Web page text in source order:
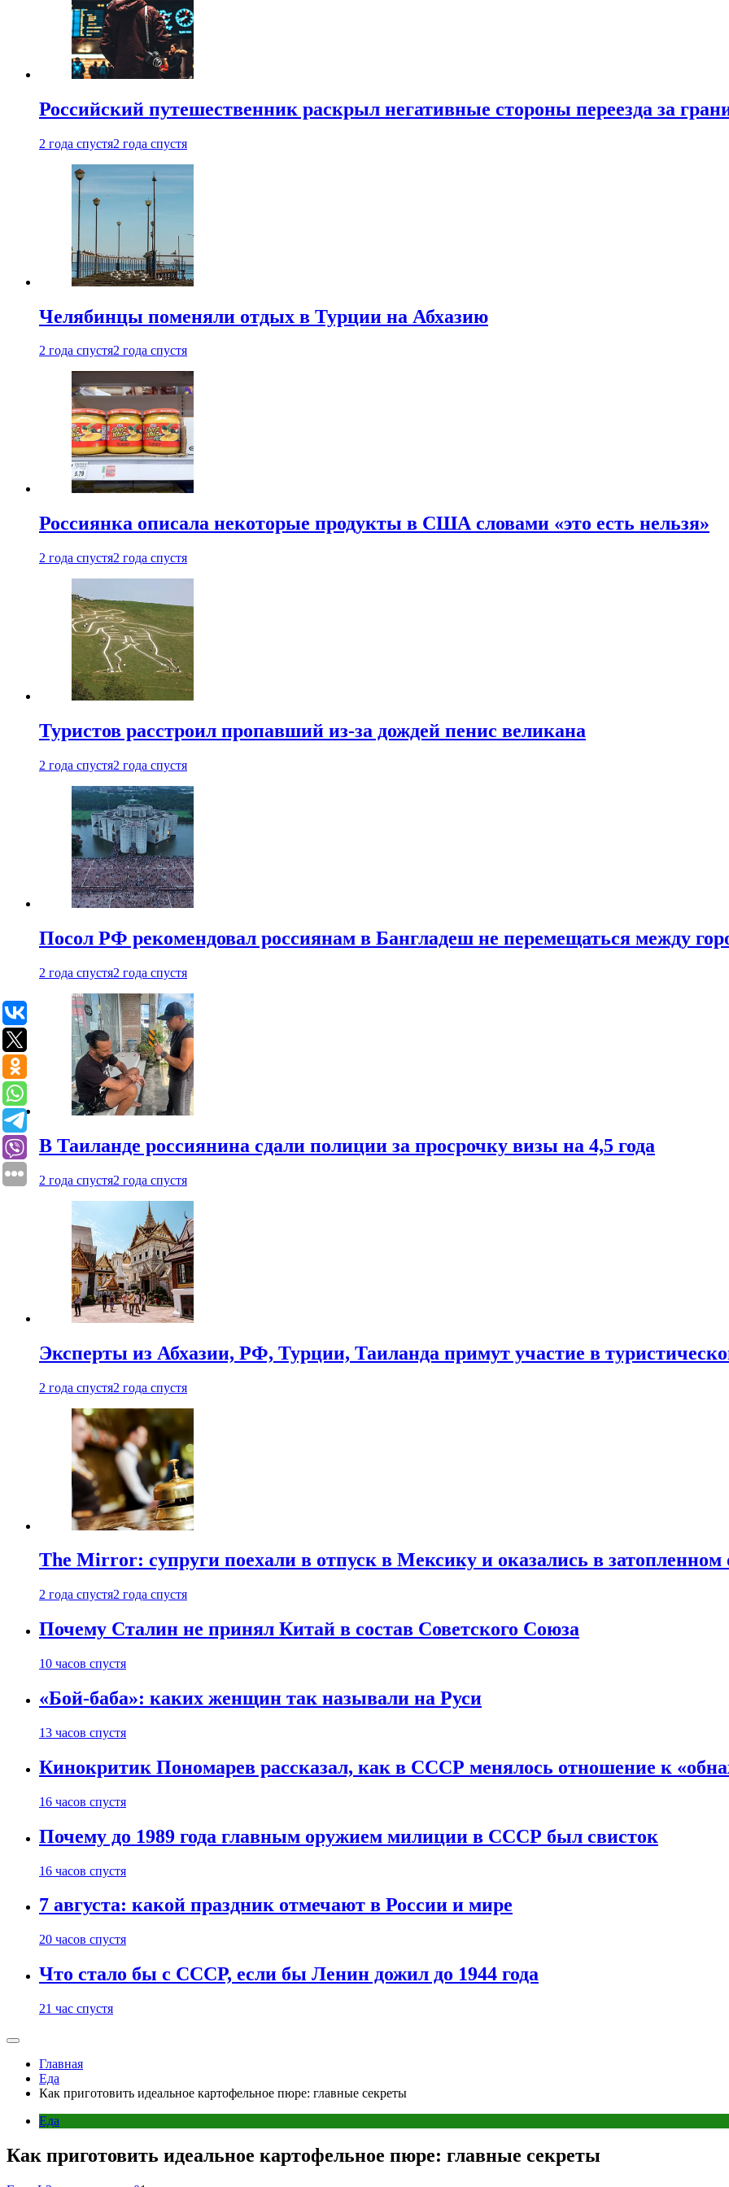
Российский путешественник раскрыл негативные стороны переезда за
2 года спустя2 года спустя
Челябинцы поменяли отдых в Турции на Абхазию
2 года спустя2 года спустя
Россиянка описала некоторые продукты в США словами «это есть нельзя»
2 года спустя2 года спустя
Туристов расстроил пропавший из-за дождей пенис великана
2 года спустя2 года спустя
Посол РФ рекомендовал россиянам в Бангладеш не перемещаться между
2 года спустя2 года спустя
В Таиланде россиянина сдали полиции за просрочку визы на 4,5 года
2 года спустя2 года спустя
Эксперты из Абхазии, РФ, Турции, Таиланда примут участие в
2 года спустя2 года спустя
The Mirror: супруги поехали в отпуск в Мексику и оказались в затопленном
2 года спустя2 года спустя
Почему Сталин не принял Китай в состав Советского Союза
10 часов спустя
«Бой-баба»: каких женщин так называли на Руси
13 часов спустя
Кинокритик Пономарев рассказал, как в СССР менялось отношение к
16 часов спустя
Почему до 1989 года главным оружием милиции в СССР был свисток
16 часов спустя
7 августа: какой праздник отмечают в России и мире
20 часов спустя
Что стало бы с СССР, если бы Ленин дожил до 1944 года
21 час спустя
Главная
Еда
Как приготовить идеальное картофельное пюре: главные секреты
Еда
Как приготовить идеальное картофельное пюре: главные секреты